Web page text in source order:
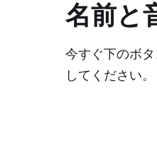
名前と
今すぐ下のボ
してください。